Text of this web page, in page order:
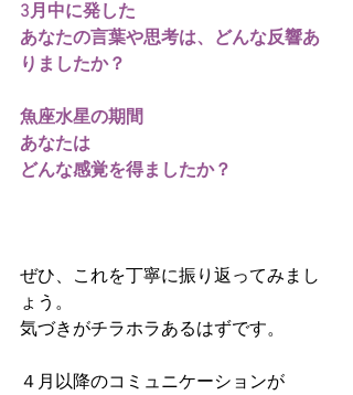
3月中に発した
あなたの言葉や思考は、どんな反響あ
りましたか？
魚座水星の期間
あなたは
どんな感覚を得ましたか？
ぜひ、これを丁寧に振り返ってみまし
ょう。
気づきがチラホラあるはずです。
４月以降のコミュニケーションが